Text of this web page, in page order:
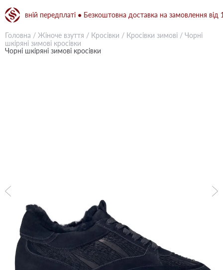
передплаті ● Безкоштовна доставка на замовлення від 1500
Головна / Жіноче взуття / Кросівки / Кросівки зимові / Чорні
шкіряні зимові кросівки
Чорні шкіряні зимові кросівки